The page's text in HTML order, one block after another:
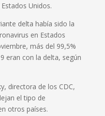
Unidos.
delta había sido la
en Estados
más del 99,5%
eran con la delta, según
directora de los CDC,
el tipo de
otros países.